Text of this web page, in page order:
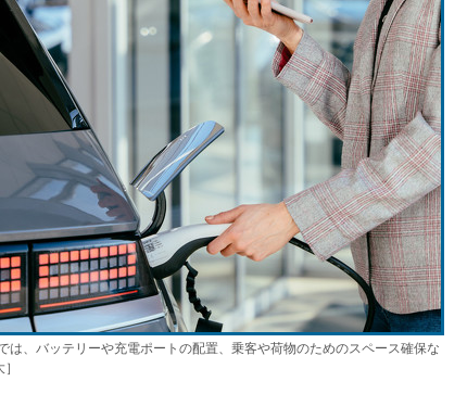
は、バッテリーや充電ポートの配置、乗客や荷物のためのスペース確保な